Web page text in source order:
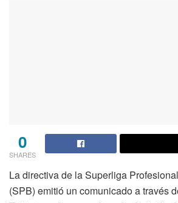
0
SHARES
La directiva de la Superliga
(SPB) emitió un comunicado a través